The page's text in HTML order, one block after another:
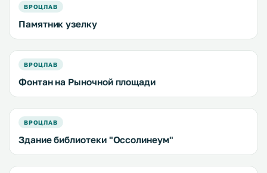
ВРОЦЛАВ
Памятник узелку
ВРОЦЛАВ
Фонтан на Рыночной площади
ВРОЦЛАВ
Здание библиотеки "Оссолинеум"